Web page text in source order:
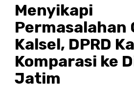
Menyikapi
Permasalahan
Kalsel, DPRD
Komparasi ke
Jatim